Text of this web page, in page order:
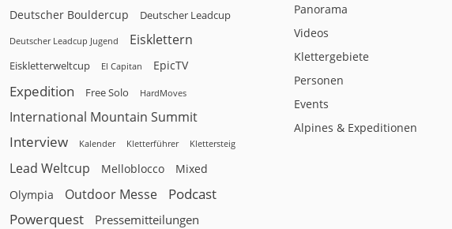
Deutscher Bouldercup Deutscher Leadcup
Deutscher Leadcup Jugend Eisklettern
Eiskletterweltcup El Capitan EpicTV
Expedition Free Solo HardMoves
International Mountain Summit
Interview Kalender Kletterführer Klettersteig
Lead Weltcup Melloblocco Mixed
Olympia Outdoor Messe
Podcast
Powerquest
Pressemitteilungen
Panorama
Videos
Klettergebiete
Personen
Events
Alpines & Expeditionen